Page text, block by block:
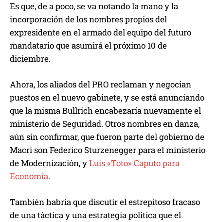
Es que, de a poco, se va notando la mano y la
incorporación de los nombres propios del
expresidente en el armado del equipo del futuro
mandatario que asumirá el próximo 10 de
diciembre.
Ahora, los aliados del PRO reclaman y negocian
puestos en el nuevo gabinete, y se está anunciando
que la misma Bullrich encabezaría nuevamente el
ministerio de Seguridad. Otros nombres en danza,
aún sin confirmar, que fueron parte del gobierno de
Macri son Federico Sturzenegger para el ministerio
de Modernización, yLuis «Toto» Caputo para
Economía.
También habría que discutir el estrepitoso fracaso
de una táctica y una estrategia política que el